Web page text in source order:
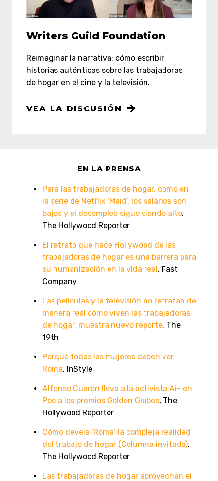
Writers Guild Foundation
Reimaginar la narrativa: cómo escribir
historias auténticas sobre las trabajadoras
de hogar en el cine y la televisión.
VEA LA DISCUSIÓN
EN LA PRENSA
Para las trabajadoras de hogar, como en
la serie de Netflix ‘Maid’, los salarios son
bajos y el desempleo sigue siendo alto,
The Hollywood Reporter
El retrato que hace Hollywood de las
trabajadoras de hogar es una barrera para
su humanización en la vida real, Fast
Company
Las películas y la televisión no retratan de
manera real cómo viven las trabajadoras
de hogar, muestra nuevo reporte, The
19th
Porqué todas las mujeres deben ver
Roma, InStyle
Alfonso Cuaron lleva a la activista Ai-jen
Poo a los premios Golden Globes, The
Hollywood Reporter
Cómo devela ‘Roma’ la compleja realidad
del trabajo de hogar (Columna invitada),
The Hollywood Reporter
Las trabajadoras de hogar aprovechan el